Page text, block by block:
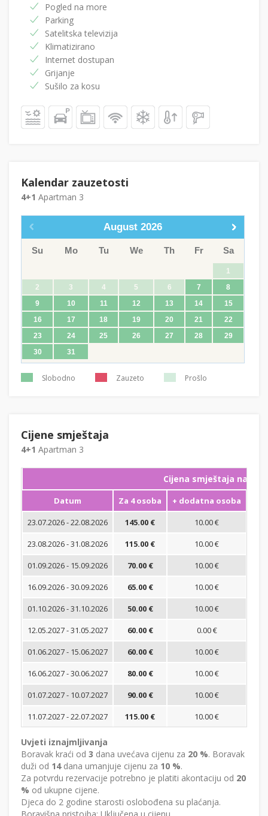
Pogled na more
Parking
Satelitska televizija
Klimatizirano
Internet dostupan
Grijanje
Sušilo za kosu
Kalendar zauzetosti
4+1 Apartman 3
August 2026
Su Mo Tu We Th Fr Sa
1
2
3 4 5 6 7
8
9
10 11 12 13 14
15
16
17 18 19 20 21
22
23
24 25 26 27 28
29
30
31
Slobodno Zauzeto Prošlo
Cijene smještaja
4+1 Apartman 3
Cijena smještaja na noć
Datum Za 4 osoba + dodatna osoba
23.07.2026 - 22.08.2026
145.00 €
10.00 €
23.08.2026 - 31.08.2026
115.00 €
10.00 €
01.09.2026 - 15.09.2026
70.00 €
10.00 €
16.09.2026 - 30.09.2026
65.00 €
10.00 €
01.10.2026 - 31.10.2026
50.00 €
10.00 €
12.05.2027 - 31.05.2027
60.00 €
0.00 €
01.06.2027 - 15.06.2027
60.00 €
10.00 €
16.06.2027 - 30.06.2027
80.00 €
10.00 €
01.07.2027 - 10.07.2027
90.00 €
10.00 €
11.07.2027 - 22.07.2027
115.00 € 10.00 €
Uvjeti iznajmljivanja
Boravak kraći od 3 dana uvećava cijenu za 20 %. Boravak
duži od 14dana umanjuje cijenu za 10 %.
Za potvrdu rezervacije potrebno je platiti akontaciju od 20
% od ukupne cijene.
Djeca do 2 godine starosti oslobođena su plaćanja.